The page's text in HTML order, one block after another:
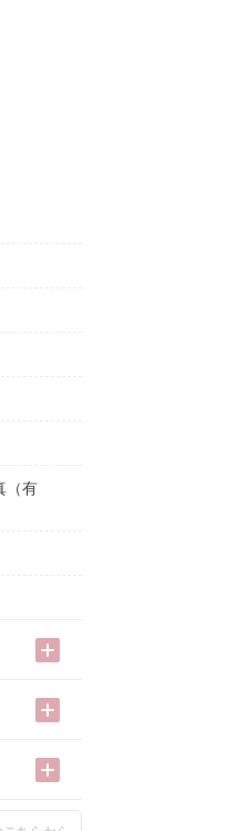
（有